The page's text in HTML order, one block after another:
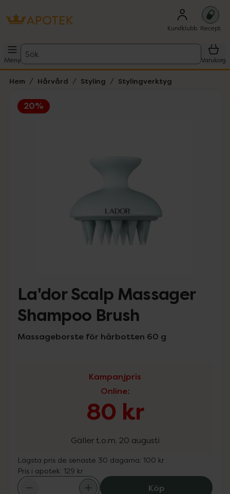
Kundklubb Recept
Meny
Sök
Varukorg
Hem Hårvård Styling Stylingverktyg
20%
La'dor Scalp Massager
Shampoo Brush
Massageborste för hårbotten 60 g
Kampanjpris
Online:
80 kr
Gäller t.o.m. 20 augusti
Lägsta pris de senaste 30 dagarna: 100 kr
Pris i apotek: 129 kr
KöpLa'dor Scalp